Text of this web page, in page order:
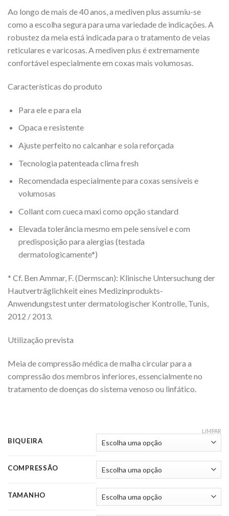
Ao longo de mais de 40 anos, a mediven plus assumiu-se
como a escolha segura para uma variedade de indicações. A
robustez da meia está indicada para o tratamento de veias
reticulares e varicosas. A mediven plus é extremamente
confortável especialmente em coxas mais volumosas.
Características do produto
Para ele e para ela
Opaca e resistente
Ajuste perfeito no calcanhar e sola reforçada
Tecnologia patenteada clima fresh
Recomendada especialmente para coxas sensíveis e
volumosas
Collant com cueca maxi como opção standard
Elevada tolerância mesmo em pele sensível e com
predisposição para alergias (testada
dermatologicamente*)
* Cf. Ben Ammar, F. (Dermscan): Klinische Untersuchung der
Hautverträglichkeit eines Medizinprodukts-
Anwendungstest unter dermatologischer Kontrolle, Tunis,
2012 / 2013.
Utilização prevista
Meia de compressão médica de malha circular para a
compressão dos membros inferiores, essencialmente no
tratamento de doenças do sistema venoso ou linfático.
BIQUEIRA
COMPRESSÃO
TAMANHO
LIMPAR